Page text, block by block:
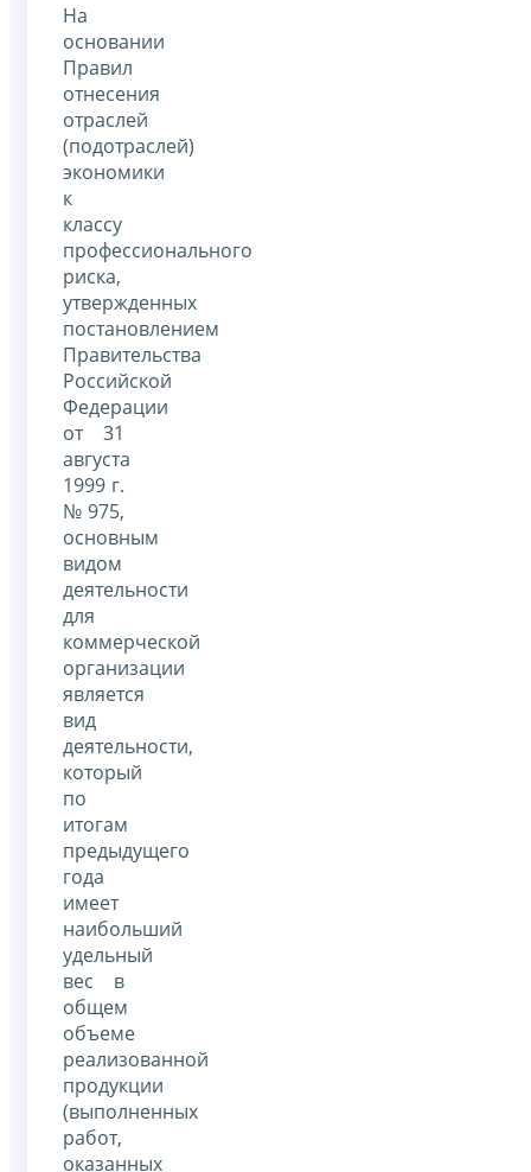
На
основании
Правил
отнесения
отраслей
(подотраслей)
экономики
к
классу
профессионального
риска,
утвержденных
постановлением
Правительства
Российской
Федерации
от 31
августа
1999 г.
№ 975,
основным
видом
деятельности
для
коммерческой
организации
является
вид
деятельности,
который
по
итогам
предыдущего
года
имеет
наибольший
удельный
вес в
общем
объеме
реализованной
продукции
(выполненных
работ,
оказанных